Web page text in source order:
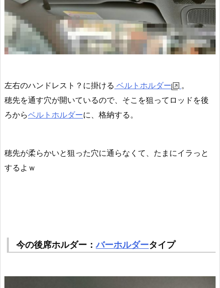
左右のハンドレスト？に掛ける ベルトホルダー
。
穂先を通す穴が開いているので、そこを狙ってロッドを後
ろからベルトホルダーに、格納する。
穂先が柔らかいと狙った穴に通らなくて、たまにイラっと
するよｗ
今の後席ホルダー：バーホルダータイプ